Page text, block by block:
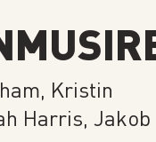
Kristin
Harris, Jakob